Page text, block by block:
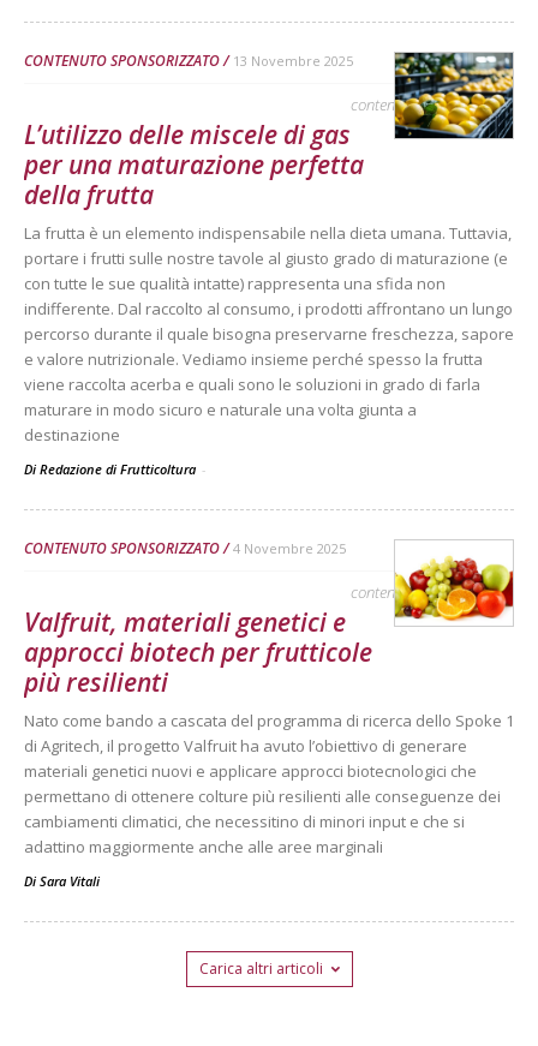
CONTENUTO SPONSORIZZATO 13 Novembre 2025
contenuto sponsorizzato
L’utilizzo delle miscele di gas
per una maturazione perfetta
della frutta
La frutta è un elemento indispensabile nella dieta umana. Tuttavia,
portare i frutti sulle nostre tavole al giusto grado di maturazione (e
con tutte le sue qualità intatte) rappresenta una sfida non
indifferente. Dal raccolto al consumo, i prodotti affrontano un lungo
percorso durante il quale bisogna preservarne freschezza, sapore
e valore nutrizionale. Vediamo insieme perché spesso la frutta
viene raccolta acerba e quali sono le soluzioni in grado di farla
maturare in modo sicuro e naturale una volta giunta a
destinazione
Di Redazione di Frutticoltura -
CONTENUTO SPONSORIZZATO 4 Novembre 2025
contenuto sponsorizzato
Valfruit, materiali genetici e
approcci biotech per frutticole
più resilienti
Nato come bando a cascata del programma di ricerca dello Spoke 1
di Agritech, il progetto Valfruit ha avuto l’obiettivo di generare
materiali genetici nuovi e applicare approcci biotecnologici che
permettano di ottenere colture più resilienti alle conseguenze dei
cambiamenti climatici, che necessitino di minori input e che si
adattino maggiormente anche alle aree marginali
Di Sara Vitali
Carica altri articoli